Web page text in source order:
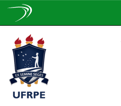
navigation